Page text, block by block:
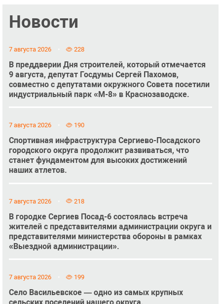
Новости
7 августа 2026 228
В преддверии Дня строителей, который отмечается
9 августа, депутат Госдумы Сергей Пахомов,
совместно с депутатами окружного Совета посетили
индустриальный парк «М-8» в Краснозаводске.
7 августа 2026 190
Спортивная инфраструктура Сергиево-Посадского
городского округа продолжит развиваться, что
станет фундаментом для высоких достижений
наших атлетов.
7 августа 2026 218
В городке Сергиев Посад-6 состоялась встреча
жителей с представителями администрации округа и
представителями министерства обороны в рамках
«Выездной администрации».
7 августа 2026 199
Село Васильевское — одно из самых крупных